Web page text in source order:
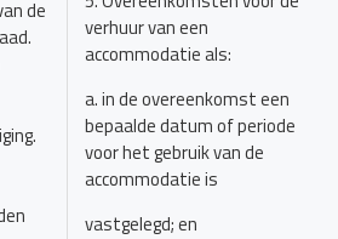
de
verhuur van een
accommodatie als:
a. in de overeenkomst een
bepaalde datum of periode
voor het gebruik van de
accommodatie is
vastgelegd; en